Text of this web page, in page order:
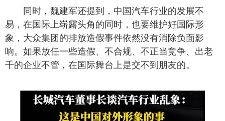
同时，魏建军还提到，中国汽车行业的发展不
易，在国际上崭露头角的同时，也要维护好国际形
象，大众集团的排放造假事件依然没有消除负面影
响。如果放任一些造假、不合规、不正当竞争、出老
千的企业不管，在国际舞台上是交不到朋友的。